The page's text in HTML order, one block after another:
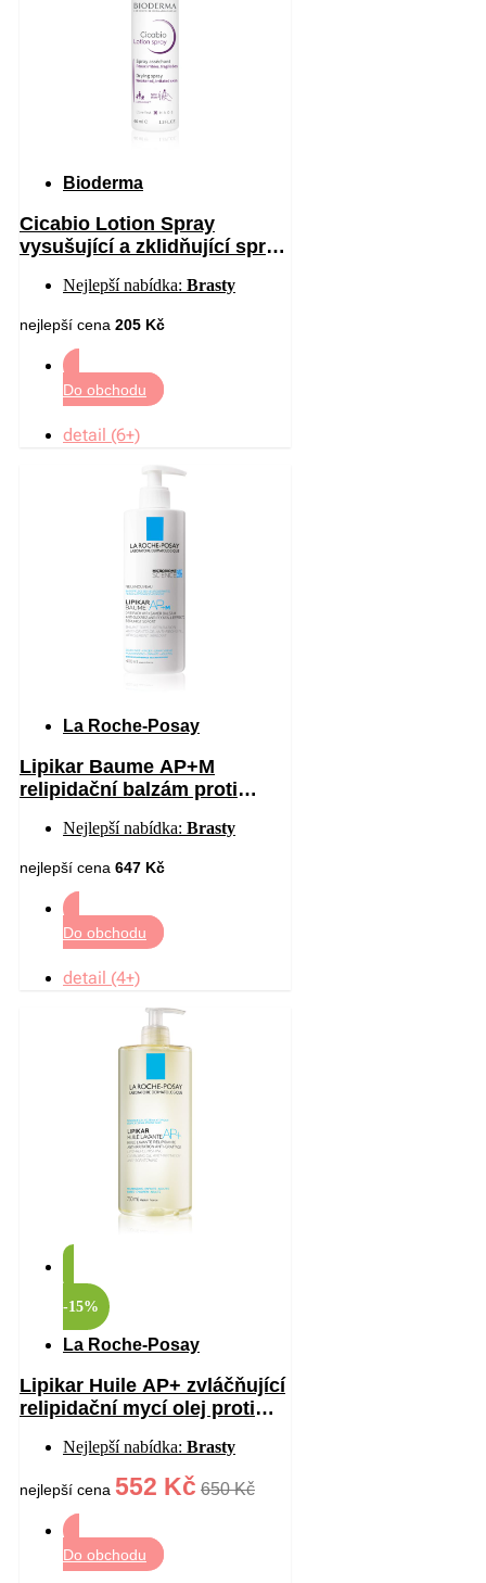
Bioderma
Cicabio Lotion Spray
vysušující a zklidňující sprej
Nejlepší nabídka: Brasty
nejlepší cena 205 Kč
Do obchodu
detail (6+)
La Roche-Posay
Lipikar Baume AP+M
relipidační balzám proti
pokožky 400 ml
Nejlepší nabídka: Brasty
nejlepší cena 647 Kč
Do obchodu
detail (4+)
-15%
La Roche-Posay
Lipikar Huile AP+ zvláčňující
relipidační mycí olej proti
Nejlepší nabídka: Brasty
nejlepší cena 552 Kč 650 Kč
Do obchodu